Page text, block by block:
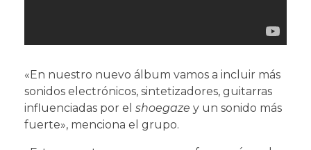
«En nuestro nuevo álbum vamos a incluir más
sonidos electrónicos, sintetizadores, guitarras
influenciadas por el shoegaze y un sonido más
fuerte», menciona el grupo.